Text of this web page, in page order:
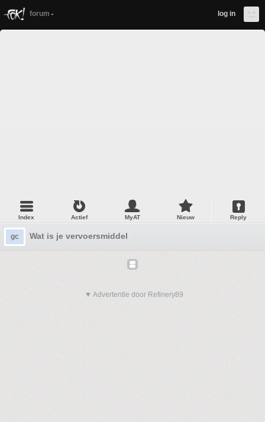
forum log in
Index Actief MyAT Nieuw Reply
gc Wat is je vervoersmiddel
▼ Advertentie door Refinery89